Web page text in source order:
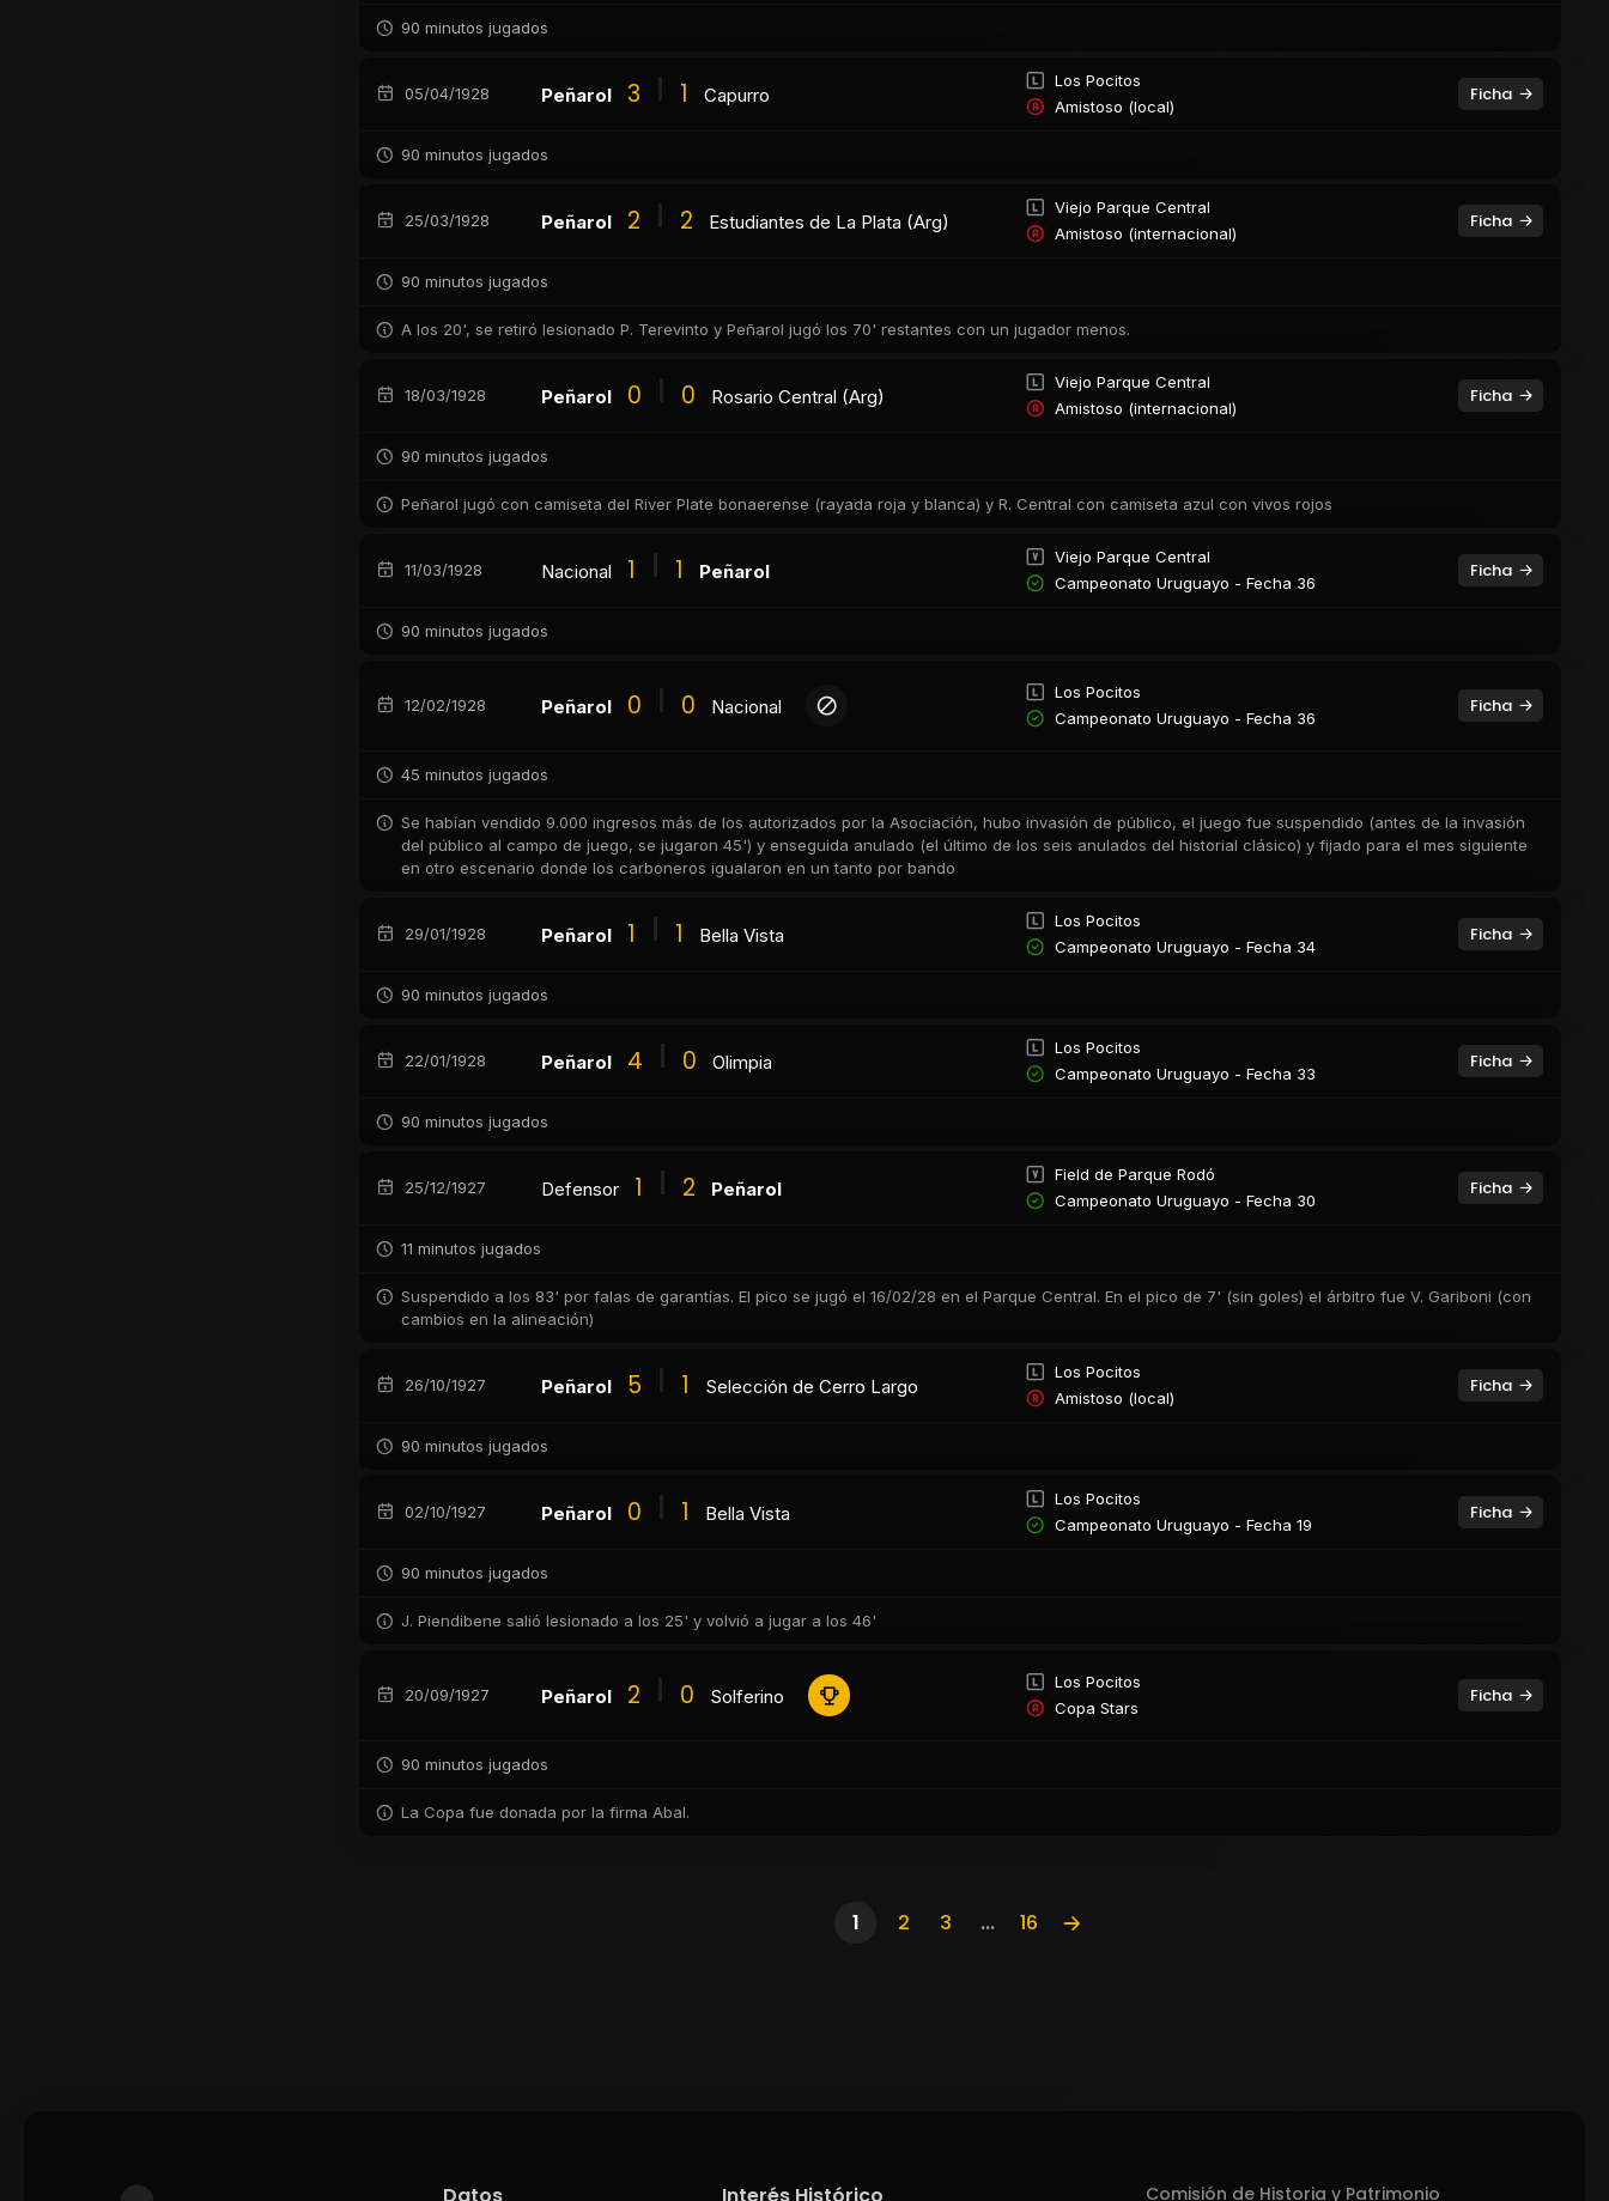
90 minutos jugados
05/04/1928 Peñarol 3 1 Capurro
Los Pocitos
Amistoso (local)
Ficha
90 minutos jugados
25/03/1928 Peñarol 2 2 Estudiantes de La Plata (Arg)
Viejo Parque Central
Amistoso (internacional)
Ficha
90 minutos jugados
A los 20', se retiró lesionado P. Terevinto y Peñarol jugó los 70' restantes con un jugador menos.
18/03/1928 Peñarol 0 0 Rosario Central (Arg)
Viejo Parque Central
Amistoso (internacional)
Ficha
90 minutos jugados
Peñarol jugó con camiseta del River Plate bonaerense (rayada roja y blanca) y R. Central con camiseta azul con vivos rojos
11/03/1928 Nacional 1 1 Peñarol
Viejo Parque Central
Campeonato Uruguayo - Fecha 36
Ficha
90 minutos jugados
12/02/1928 Peñarol 0 0 Nacional
Los Pocitos
Campeonato Uruguayo - Fecha 36
Ficha
45 minutos jugados
Se habían vendido 9.000 ingresos más de los autorizados por la Asociación, hubo invasión de público, el juego fue suspendido (antes de la invasión
del público al campo de juego, se jugaron 45') y enseguida anulado (el último de los seis anulados del historial clásico) y fijado para el mes siguiente
en otro escenario donde los carboneros igualaron en un tanto por bando
29/01/1928 Peñarol 1 1 Bella Vista
Los Pocitos
Campeonato Uruguayo - Fecha 34
Ficha
90 minutos jugados
22/01/1928 Peñarol 4 0 Olimpia
Los Pocitos
Campeonato Uruguayo - Fecha 33
Ficha
90 minutos jugados
25/12/1927 Defensor 1 2 Peñarol
Field de Parque Rodó
Campeonato Uruguayo - Fecha 30
Ficha
11 minutos jugados
Suspendido a los 83' por falas de garantías. El pico se jugó el 16/02/28 en el Parque Central. En el pico de 7' (sin goles) el árbitro fue V. Gariboni (con
cambios en la alineación)
26/10/1927 Peñarol 5 1 Selección de Cerro Largo
Los Pocitos
Amistoso (local)
Ficha
90 minutos jugados
02/10/1927 Peñarol 0 1 Bella Vista
Los Pocitos
Campeonato Uruguayo - Fecha 19
Ficha
90 minutos jugados
J. Piendibene salió lesionado a los 25' y volvió a jugar a los 46'
20/09/1927 Peñarol 2 0 Solferino
Los Pocitos
Copa Stars
Ficha
90 minutos jugados
La Copa fue donada por la firma Abal.
1 2 3 ... 16
Comisión de Historia y Patrimonio